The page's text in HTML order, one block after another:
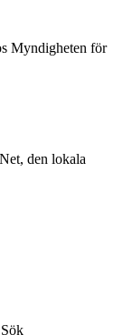
Myndigheten för
den lokala